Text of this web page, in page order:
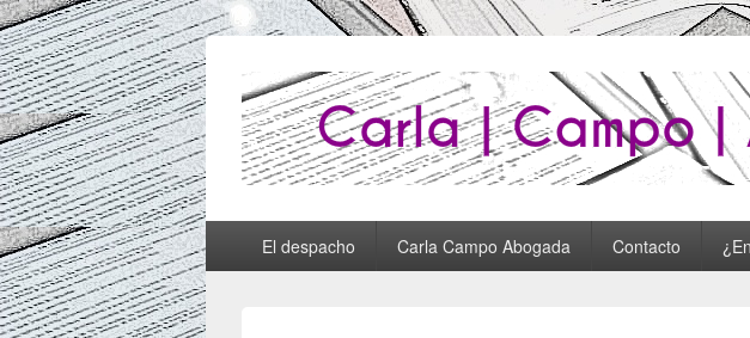
Abogados Lugo : Carla
Menú
principalEl despacho Carla Campo Abogada Contacto